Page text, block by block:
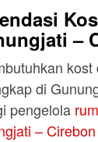
–
di
pengelola
– Cirebon